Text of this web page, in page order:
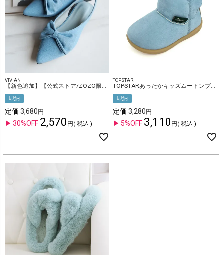
VIVIAN
【新色追加】【公式ストア/ZOZO限定】ポインテッドトゥリボンバックストラップパンプス
即納
定価 3,680
30%OFF 2,570 税込
TOPSTAR
TOPSTARあったかキッズムートンブーツ
即納
定価 3,280
5%OFF 3,110 税込